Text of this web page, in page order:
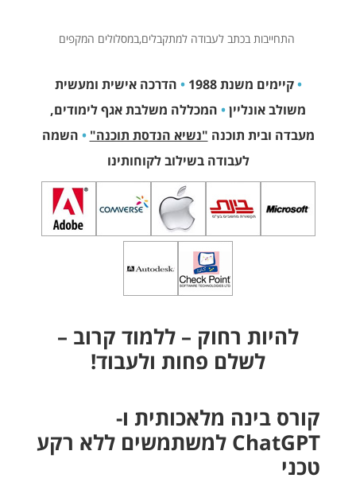
התחייבות בכתב לעבודה למתקבלים,במסלולים המקפים
•קיימים משנת 1988 • הדרכה אישית ומעשית
משולב אונליין• המכללה משלבת אגף לימודים,
מעבדה ובית תוכנה "נשיא הנדסת תוכנה" • השמה
לעבודה בשילוב לקוחותינו
להיות רחוק – ללמוד קרוב –
לשלם פחות ולעבוד!
קורס בינה מלאכותית ו-
ChatGPT למשתמשים ללא רקע
טכני